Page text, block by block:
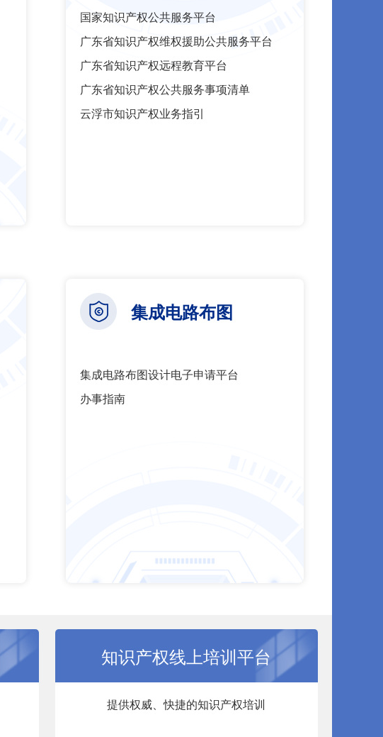
国家知识产权公共服务平台
广东省知识产权维权援助公共服务平台
广东省知识产权远程教育平台
广东省知识产权公共服务事项清单
云浮市知识产权业务指引
集成电路布图
集成电路布图设计电子申请平台
办事指南
知识产权线上培训平台
提供权威、快捷的知识产权培训